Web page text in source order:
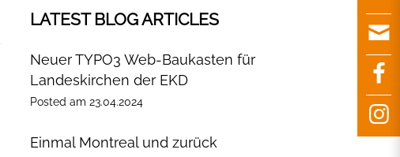
LATEST BLOG ARTICLES
Neuer TYPO3 Web-Baukasten für
Landeskirchen der EKD
Posted am 23.04.2024
Einmal Montreal und zurück